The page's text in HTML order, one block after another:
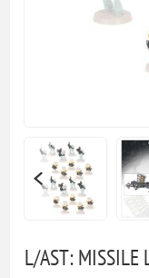
L/AST: MISSILE